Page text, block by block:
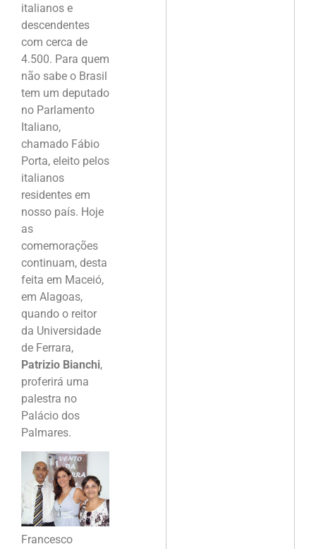
italianos e
descendentes
com cerca de
4.500. Para quem
não sabe o Brasil
tem um deputado
no Parlamento
Italiano,
chamado Fábio
Porta, eleito pelos
italianos
residentes em
nosso país. Hoje
as
comemorações
continuam, desta
feita em Maceió,
em Alagoas,
quando o reitor
da Universidade
de Ferrara,
Patrizio Bianchi,
proferirá uma
palestra no
Palácio dos
Palmares.
Francesco